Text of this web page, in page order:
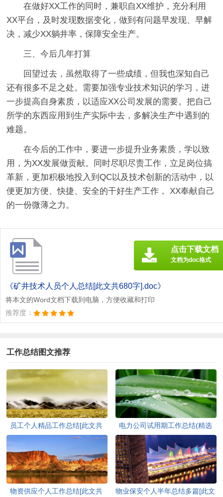
在做好XX工作的同时，兼职自XX维护，充分利用
XX平台，及时发现数据变化，做到有问题早发现、早解
决，减少XX躺井率，保障安全生产。
三、今后几年打算
回望过去，虽然取得了一些成绩，但我也深知自己
还有很多不足之处。需要加强专业技术知识的学习，进
一步提高自身素质，以适应XX公司发展的需要。把自己
所学的东西应用到生产实际中去，多解决生产中遇到的
难题。
在今后的工作中，要进一步提升业务素质，学以致
用，为XX发展做贡献。同时尽职尽责工作，立足岗位搞
革新，更加积极地投入到QC以及技术创新的活动中，以
便更加方便、快捷、安全的干好生产工作， XX奉献自己
的一份微薄之力。
《矿井技术人员个人总结[此文共680字].doc》
将本文的Word文档下载到电脑，方便收藏和打印
推荐度：
点击下载文档
文档为doc格式
工作总结图文推荐
员工个人精品工作总结[此文共
6493字]
电力公司试用期工作总结(精选
多篇)[此文共13048字]
物资供应个人工作总结[此文共 物业保安个人半年总结多篇[此文